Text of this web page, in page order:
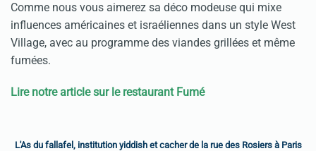
Comme nous vous aimerez sa déco modeuse qui mixe
influences américaines et israéliennes dans un style West
Village, avec au programme des viandes grillées et même
fumées.
Lire notre article sur le restaurant Fumé
L'As du fallafel, institution yiddish et cacher de la rue des Rosiers à Paris